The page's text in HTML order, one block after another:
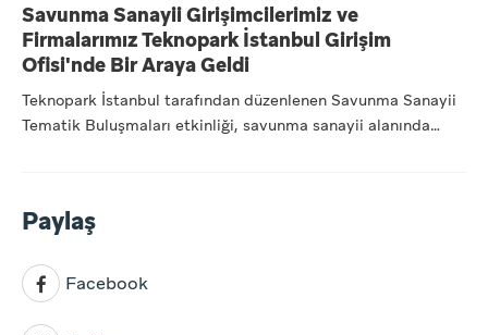
Savunma Sanayii Girişimcilerimiz ve
Firmalarımız Teknopark İstanbul Girişim
Ofisi'nde Bir Araya Geldi
Teknopark İstanbul tarafından düzenlenen Savunma Sanayii
Tematik Buluşmaları etkinliği, savunma sanayii alanında
Paylaş
Facebook